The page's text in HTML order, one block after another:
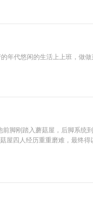
年代悠闲的生活上上班，做
脚刚踏入蘑菇屋，后脚系统
四人经历重重磨难，最终